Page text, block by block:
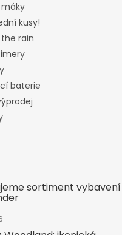
máky
kusy!
rain
baterie
sortiment vybavení